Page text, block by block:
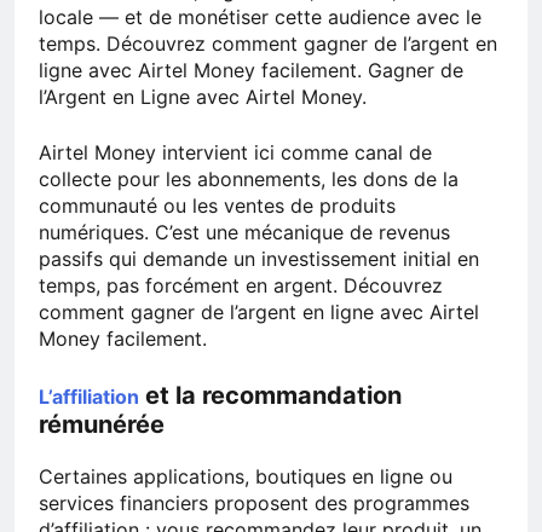
locale — et de monétiser cette audience avec le
temps. Découvrez comment gagner de l’argent en
ligne avec Airtel Money facilement. Gagner de
l’Argent en Ligne avec Airtel Money.
Airtel Money intervient ici comme canal de
collecte pour les abonnements, les dons de la
communauté ou les ventes de produits
numériques. C’est une mécanique de revenus
passifs qui demande un investissement initial en
temps, pas forcément en argent. Découvrez
comment gagner de l’argent en ligne avec Airtel
Money facilement.
L’affiliation et la recommandation
rémunérée
Certaines applications, boutiques en ligne ou
services financiers proposent des programmes